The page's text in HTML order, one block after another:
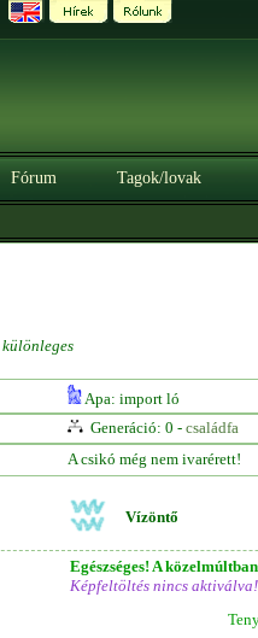
Fórum Tagok/lovak
különleges
Apa: import ló
Generáció: 0 - családfa
A csikó még nem ivarérett!
Vízöntő
Egészséges! A
Képfeltöltés nincs aktiválva!